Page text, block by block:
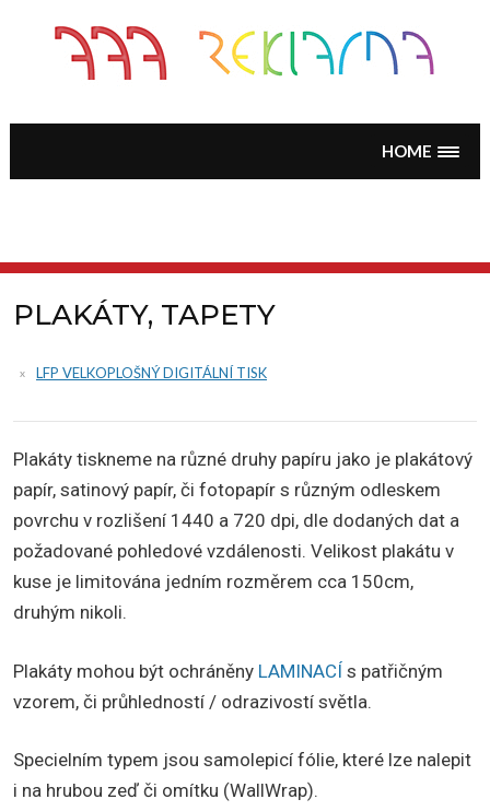
content
HOME
PLAKÁTY, TAPETY
LFP VELKOPLOŠNÝ DIGITÁLNÍ TISK
Plakáty tiskneme na různé druhy papíru jako je plakátový
papír, satinový papír, či fotopapír s různým odleskem
povrchu v rozlišení 1440 a 720 dpi, dle dodaných dat a
požadované pohledové vzdálenosti. Velikost plakátu v
kuse je limitována jedním rozměrem cca 150cm,
druhým nikoli.
Plakáty mohou být ochráněny LAMINACÍ s patřičným
vzorem, či průhledností / odrazivostí světla.
Specielním typem jsou samolepicí fólie, které lze nalepit
i na hrubou zeď či omítku (WallWrap).